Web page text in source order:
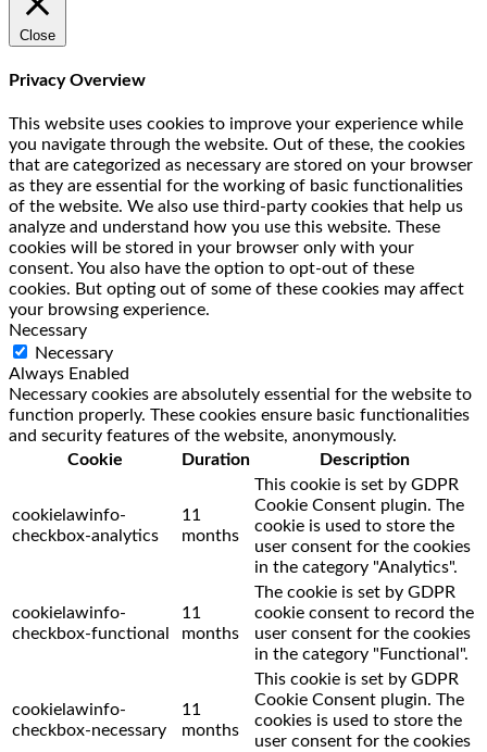
Close
Privacy Overview
This website uses cookies to improve your experience while
you navigate through the website. Out of these, the cookies
that are categorized as necessary are stored on your browser
as they are essential for the working of basic functionalities
of the website. We also use third-party cookies that help us
analyze and understand how you use this website. These
cookies will be stored in your browser only with your
consent. You also have the option to opt-out of these
cookies. But opting out of some of these cookies may affect
your browsing experience.
Necessary
Necessary
Always Enabled
Necessary cookies are absolutely essential for the website to
function properly. These cookies ensure basic functionalities
and security features of the website, anonymously.
Cookie
Duration Description
cookielawinfo-
checkbox-analytics
11
months
This cookie is set by GDPR
Cookie Consent plugin. The
cookie is used to store the
user consent for the cookies
in the category "Analytics".
cookielawinfo-
checkbox-functional
11
months
The cookie is set by GDPR
cookie consent to record the
user consent for the cookies
in the category "Functional".
cookielawinfo-
checkbox-necessary
11
months
This cookie is set by GDPR
Cookie Consent plugin. The
cookies is used to store the
user consent for the cookies